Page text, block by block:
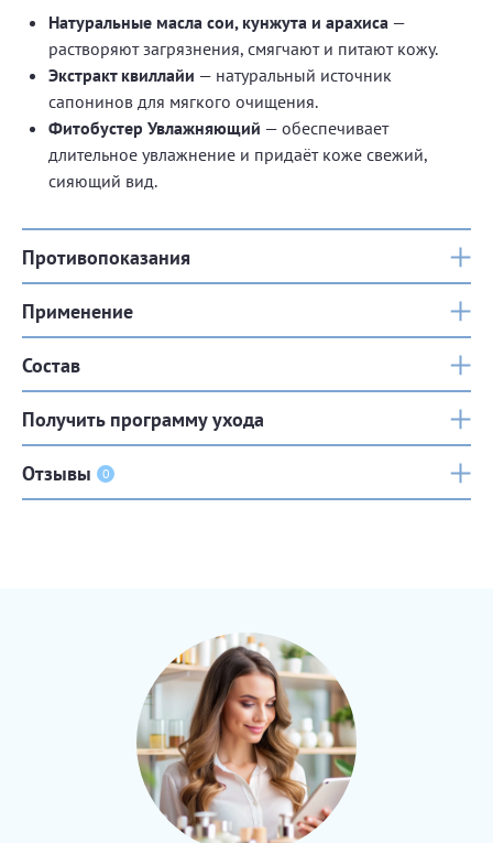
Натуральные масла сои, кунжута и арахиса —
растворяют загрязнения, смягчают и питают кожу.
Экстракт квиллайи — натуральный источник
сапонинов для мягкого очищения.
Фитобустер Увлажняющий — обеспечивает
длительное увлажнение и придаёт коже свежий,
сияющий вид.
Противопоказания
Применение
Состав
Получить программу ухода
Отзывы 0